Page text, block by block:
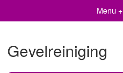
Menu +
Gevelreiniging